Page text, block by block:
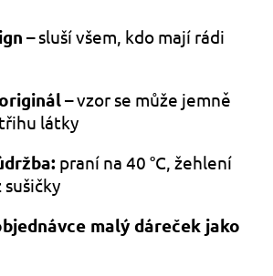
– sluší všem, kdo mají rádi
– vzor se může jemně
látky
praní na 40 °C, žehlení
sušičky
malý dáreček jako